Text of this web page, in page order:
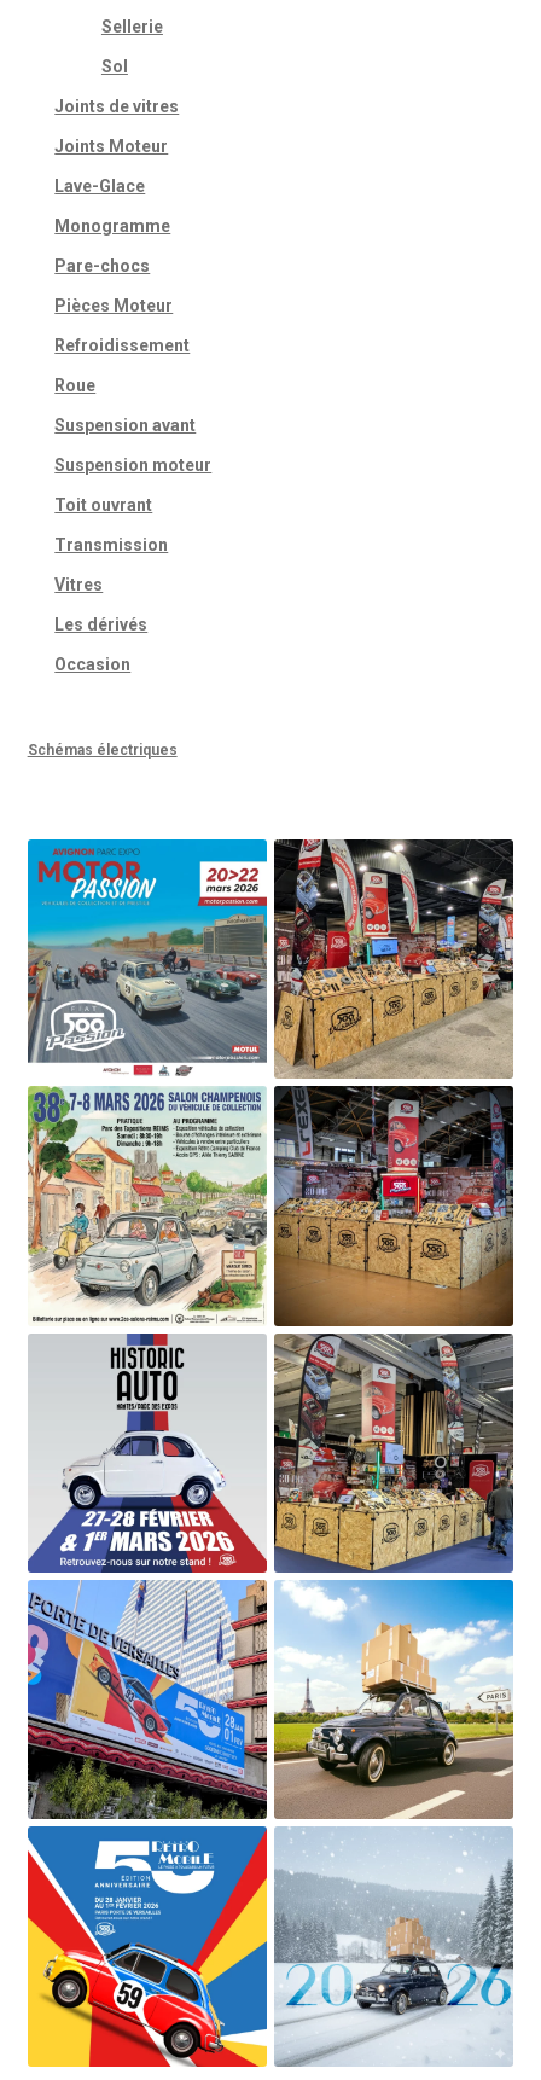
Sellerie
Sol
Joints de vitres
Joints Moteur
Lave-Glace
Monogramme
Pare-chocs
Pièces Moteur
Refroidissement
Roue
Suspension avant
Suspension moteur
Toit ouvrant
Transmission
Vitres
Les dérivés
Occasion
Schémas électriques